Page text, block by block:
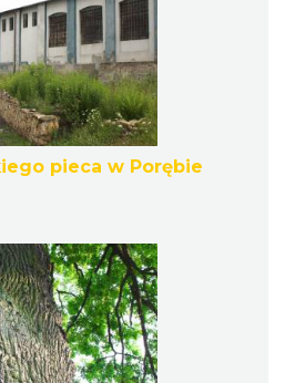
pieca w Porębie